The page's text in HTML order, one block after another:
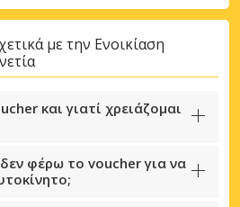
με την Ενοικίαση
και γιατί χρειάζομαι
φέρω το voucher για να